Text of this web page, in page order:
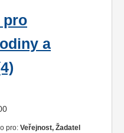
pro
a
pro: Veřejnost, Žadatel